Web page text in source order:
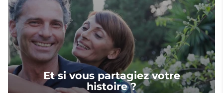
Et si vous partagiez votre
histoire ?